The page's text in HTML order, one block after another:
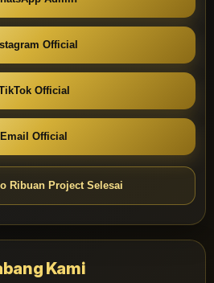
Official
Official
Email Official
Ribuan Project Selesai
Kami